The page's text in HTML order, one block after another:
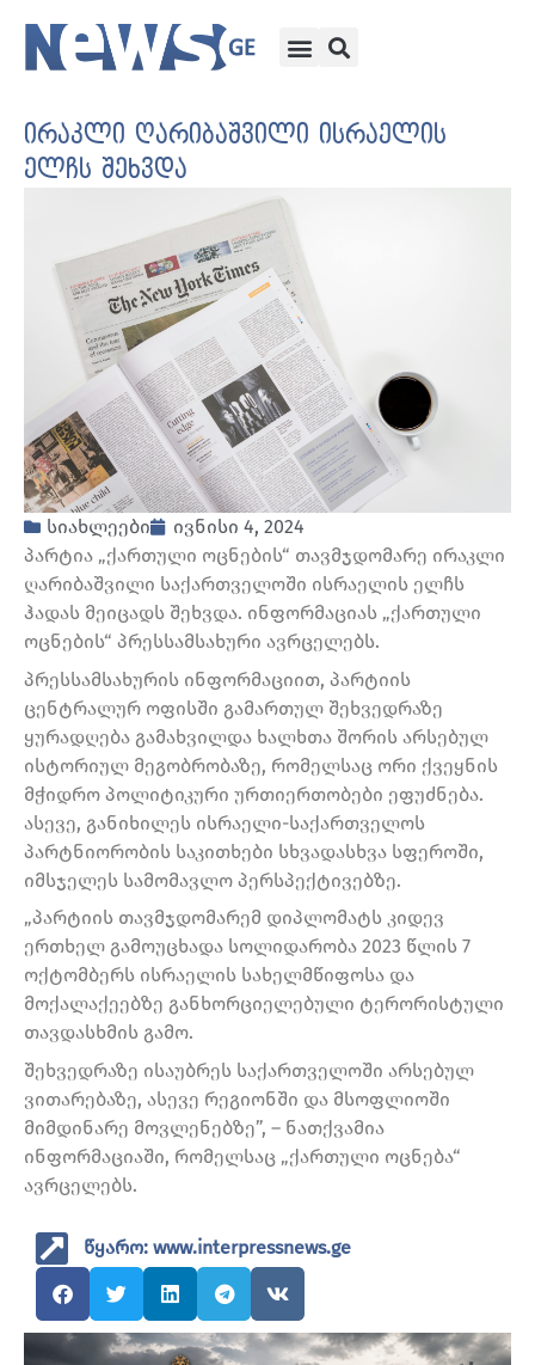
ირაკლი ღარიბაშვილი ისრაელის
ელჩს შეხვდა
სიახლეები
ივნისი 4, 2024
პარტია „ქართული ოცნების“ თავმჯდომარე ირაკლი
ღარიბაშვილი საქართველოში ისრაელის ელჩს
ჰადას მეიცადს შეხვდა. ინფორმაციას „ქართული
ოცნების“ პრესსამსახური ავრცელებს.
პრესსამსახურის ინფორმაციით, პარტიის
ცენტრალურ ოფისში გამართულ შეხვედრაზე
ყურადღება გამახვილდა ხალხთა შორის არსებულ
ისტორიულ მეგობრობაზე, რომელსაც ორი ქვეყნის
მჭიდრო პოლიტიკური ურთიერთობები ეფუძნება.
ასევე, განიხილეს ისრაელი-საქართველოს
პარტნიორობის საკითხები სხვადასხვა სფეროში,
იმსჯელეს სამომავლო პერსპექტივებზე.
„პარტიის თავმჯდომარემ დიპლომატს კიდევ
ერთხელ გამოუცხადა სოლიდარობა 2023 წლის 7
ოქტომბერს ისრაელის სახელმწიფოსა და
მოქალაქეებზე განხორციელებული ტერორისტული
თავდასხმის გამო.
შეხვედრაზე ისაუბრეს საქართველოში არსებულ
ვითარებაზე, ასევე რეგიონში და მსოფლიოში
მიმდინარე მოვლენებზე”, – ნათქვამია
ინფორმაციაში, რომელსაც „ქართული ოცნება“
ავრცელებს.
წყარო: www.interpressnews.ge